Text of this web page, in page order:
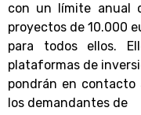
con un límite anual
proyectos de 10.000
para todos ellos.
plataformas de
pondrán en contacto
los demandantes de